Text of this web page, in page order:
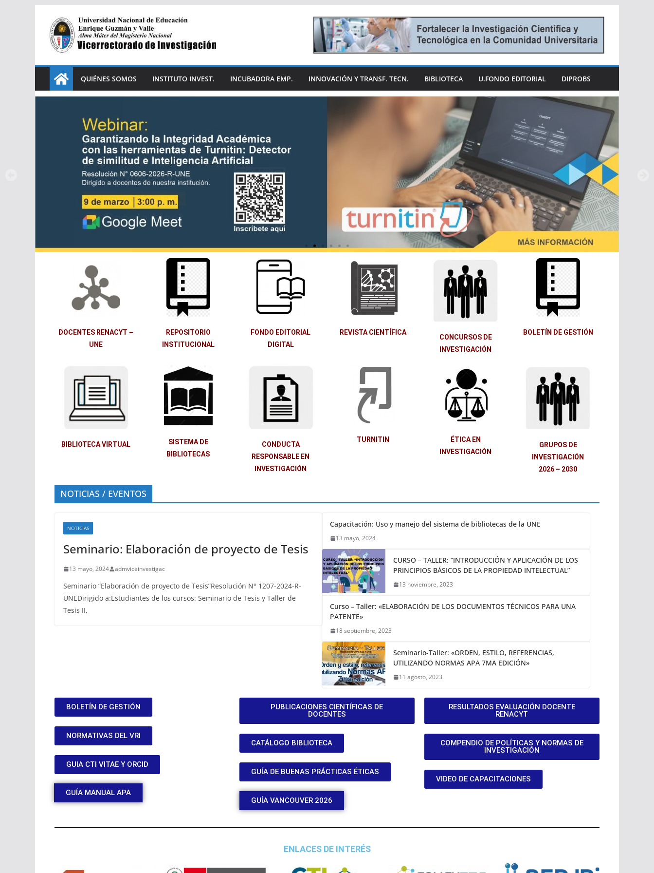
QUIÉNES SOMOS INSTITUTO INVEST. INCUBADORA EMP. INNOVACIÓN Y TRANSF. TECN. BIBLIOTECA U.FONDO EDITORIAL DIPROBS
DOCENTES RENACYT –
UNE
REPOSITORIO
INSTITUCIONAL
FONDO EDITORIAL
DIGITAL
REVISTA CIENTÍFICA
CONCURSOS DE
INVESTIGACIÓN
BOLETÍN DE GESTIÓN
BIBLIOTECA VIRTUAL
SISTEMA DE
BIBLIOTECAS
CONDUCTA
RESPONSABLE EN
INVESTIGACIÓN
TURNITIN
ÉTICA EN
INVESTIGACIÓN
GRUPOS DE
INVESTIGACIÓN
2026 – 2030
NOTICIAS / EVENTOS
NOTICIAS
Seminario: Elaboración de proyecto de Tesis
13 mayo, 2024 admviceinvestigac
Seminario “Elaboración de proyecto de Tesis”Resolución N° 1207-2024-R-
UNEDirigido a:Estudiantes de los cursos: Seminario de Tesis y Taller de
Tesis II,
Capacitación: Uso y manejo del sistema de bibliotecas de la UNE
13 mayo, 2024
CURSO – TALLER: “INTRODUCCIÓN Y APLICACIÓN DE LOS
PRINCIPIOS BÁSICOS DE LA PROPIEDAD INTELECTUAL”
13 noviembre, 2023
Curso – Taller: «ELABORACIÓN DE LOS DOCUMENTOS TÉCNICOS PARA UNA
PATENTE»
18 septiembre, 2023
Seminario-Taller: «ORDEN, ESTILO, REFERENCIAS,
UTILIZANDO NORMAS APA 7MA EDICIÓN»
11 agosto, 2023
BOLETÍN DE GESTIÓN
NORMATIVAS DEL VRI
GUIA CTI VITAE Y ORCID
GUÍA MANUAL APA
PUBLICACIONES CIENTÍFICAS DE
DOCENTES
CATÁLOGO BIBLIOTECA
GUÍA DE BUENAS PRÁCTICAS ÉTICAS
GUÍA VANCOUVER 2026
RESULTADOS EVALUACIÓN DOCENTE
RENACYT
COMPENDIO DE POLÍTICAS Y NORMAS DE
INVESTIGACIÓN
VIDEO DE CAPACITACIONES
ENLACES DE INTERÉS